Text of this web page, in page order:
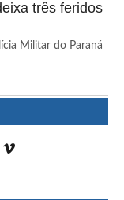
três feridos
Militar do Paraná